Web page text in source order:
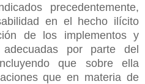
precedentemente,
en el hecho ilícito
de los implementos y
por parte del
que sobre ella
que en materia de